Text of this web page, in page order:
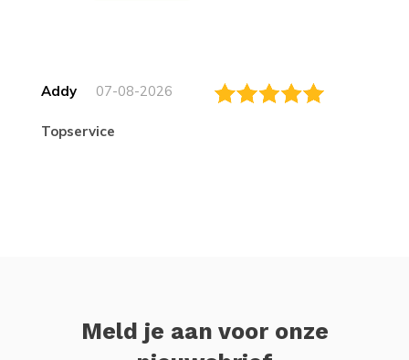
Addy 07-08-2026
topservice
Meld je aan voor onze